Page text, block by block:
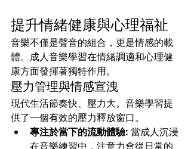
提升情緒健康與心理福祉
音樂不僅是聲音的組合，更是情感的載
體。成人音樂學習在情緒調適和心理健
康方面發揮著獨特作用。
壓力管理與情感宣洩
現代生活節奏快、壓力大。音樂學習提
供了一個有效的壓力釋放窗口。
專注於當下的流動體驗: 當成人沉浸
在音樂練習中，注意力會從日常的